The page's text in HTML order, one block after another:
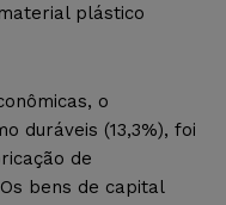
plástico
o
duráveis (13,3%), foi
de
bens de capital